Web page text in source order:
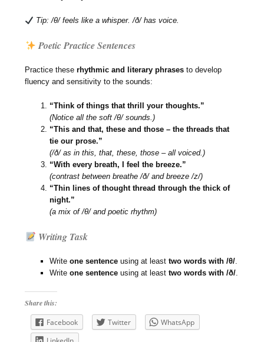
Tip: /θ/ feels like a whisper. /ð/ has voice.
Poetic Practice Sentences
Practice theserhythmic and literary phrases to develop
fluency and sensitivity to the sounds:
“Think of things that thrill your thoughts.”
(Notice all the soft /θ/ sounds.)
“This and that, these and those – the threads that
tie our prose.”
(/ð/ as in this, that, these, those – all voiced.)
“With every breath, I feel the breeze.”
(contrast between breathe /ð/ and breeze /z/)
“Thin lines of thought thread through the thick of
night.”
(a mix of /θ/ and poetic rhythm)
Writing Task
Writeone sentence using at leasttwo words with /θ/.
Writeone sentence using at leasttwo words with /ð/.
Share this:
Facebook
Twitter
WhatsApp